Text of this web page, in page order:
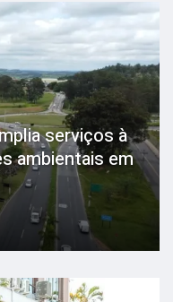
serviços à
ambientais em